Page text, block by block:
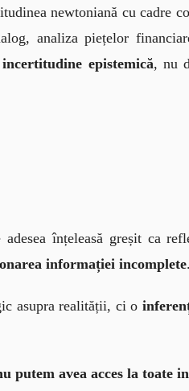
newtoniană cu cadre
analiza piețelor
incertitudine epistemică, nu
înțeleasă greșit ca
informației incomplete.
asupra realității, ci o
putem avea acces la toate